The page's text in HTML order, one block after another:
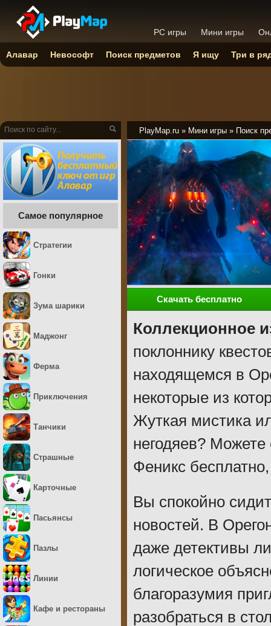
PlayMap.ru » Мини игры » Поиск
Скачать бесплатно
Коллекционное
поклоннику
находящемся в
некоторые из
Жуткая мистика
негодяев? Можете
Феникс
Вы спокойно
новостей. В
даже детективы
логическое
благоразумия
разобраться в
Самое популярное
Стратегии
Гонки
Зума шарики
Маджонг
Ферма
Приключения
Танчики
Страшные
Карточные
Пасьянсы
Пазлы
Линии
Кафе и рестораны
PC игры Мини игры
Алавар Невософт Поиск предметов Я ищу Три в